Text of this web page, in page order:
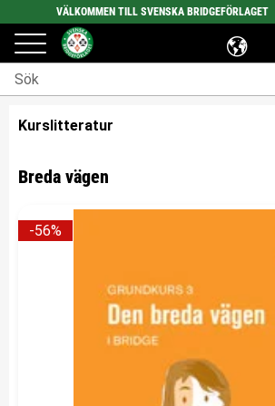
Meny
VÄLKOMMEN TILL SVENSKA
Kurslitteratur
Breda vägen
56%